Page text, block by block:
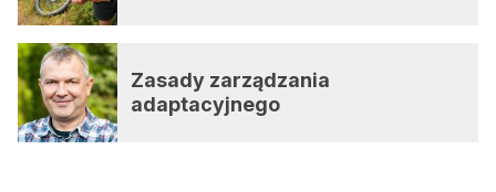
Zasady zarządzania
adaptacyjnego